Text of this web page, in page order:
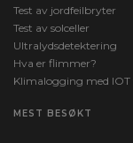
Test av jordfeilbryter
Test av solceller
Ultralydsdetektering
Hva er flimmer?
Klimalogging med IOT
MEST BESØKT